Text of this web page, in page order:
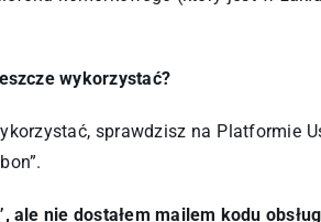
wykorzystać?
sprawdzisz na Platformie
ale nie dostałem mailem kodu